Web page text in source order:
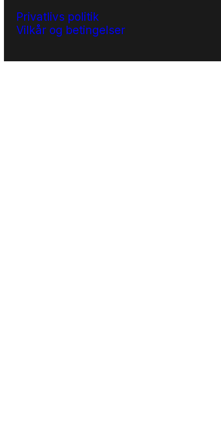
Privatlivs politik
Vilkår og betingelser